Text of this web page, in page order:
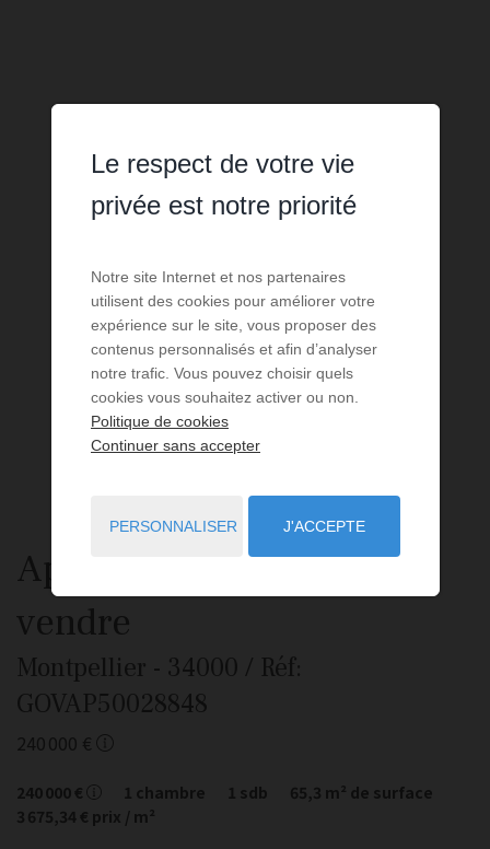
Appartement 2 piècesà
vendre
Montpellier - 34000 / Réf:
GOVAP50028848
240 000 €
240 000 € 1 chambre 1 sdb 65,3 m² de surface
3 675,34 € prix / m²
Le respect de votre vie
privée est notre priorité
Notre site Internet et nos partenaires
utilisent des cookies pour améliorer votre
expérience sur le site, vous proposer des
contenus personnalisés et afin d’analyser
notre trafic. Vous pouvez choisir quels
cookies vous souhaitez activer ou non.
Politique de cookies
Continuer sans accepter
PERSONNALISER J'ACCEPTE